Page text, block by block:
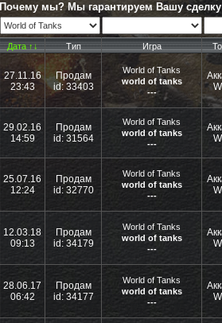
Почему мы? Мы гарантируем Вашу сделку
Дата ↑↓ Тип Игра
27.11.16
23:43
Продам
id: 33403
World of Tanks
world of tanks
---
29.02.16
14:59
Продам
id: 31564
World of Tanks
world of tanks
---
25.07.16
12:24
Продам
id: 32770
World of Tanks
world of tanks
---
12.03.18
09:13
Продам
id: 34179
World of Tanks
world of tanks
---
28.06.17
06:42
Продам
id: 34177
World of Tanks
world of tanks
---